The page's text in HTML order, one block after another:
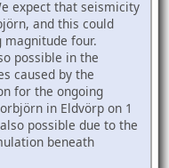
expect that seismicity
and this could
magnitude four.
possible in the
caused by the
for the ongoing
in Eldvörp on 1
possible due to the
beneath